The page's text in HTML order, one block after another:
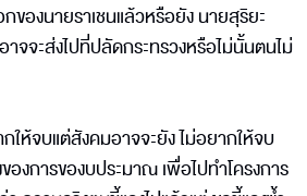
ของนายราเชนแล้วหรือยัง นายสุริยะ
าจจะส่งไปที่ปลัดกระทรวงหรือไม่นั้นตนไม่
ห้จบแต่สังคมอาจจะยัง ไม่อยากให้จบ
ของการของบประมาณ เพื่อไปทำโครงการ